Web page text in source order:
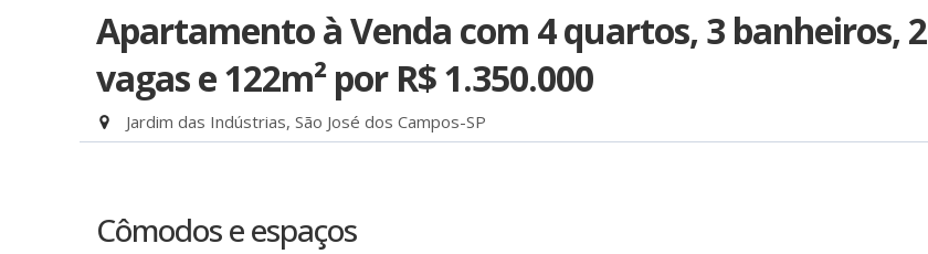
Apartamento à Venda com 4 quartos, 3 banheiros, 2
vagas e 122m² por R$ 1.350.000
Jardim das Indústrias, São José dos Campos-SP
Cômodos e espaços